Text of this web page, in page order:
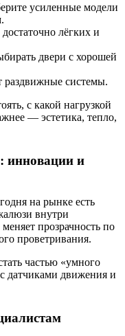
усиленные модели
лёгких и
двери с хорошей
раздвижные системы.
с какой нагрузкой
— эстетика, тепло,
инновации и
на рынке есть
внутри
прозрачность по
проветривания.
частью «умного
датчиками движения и